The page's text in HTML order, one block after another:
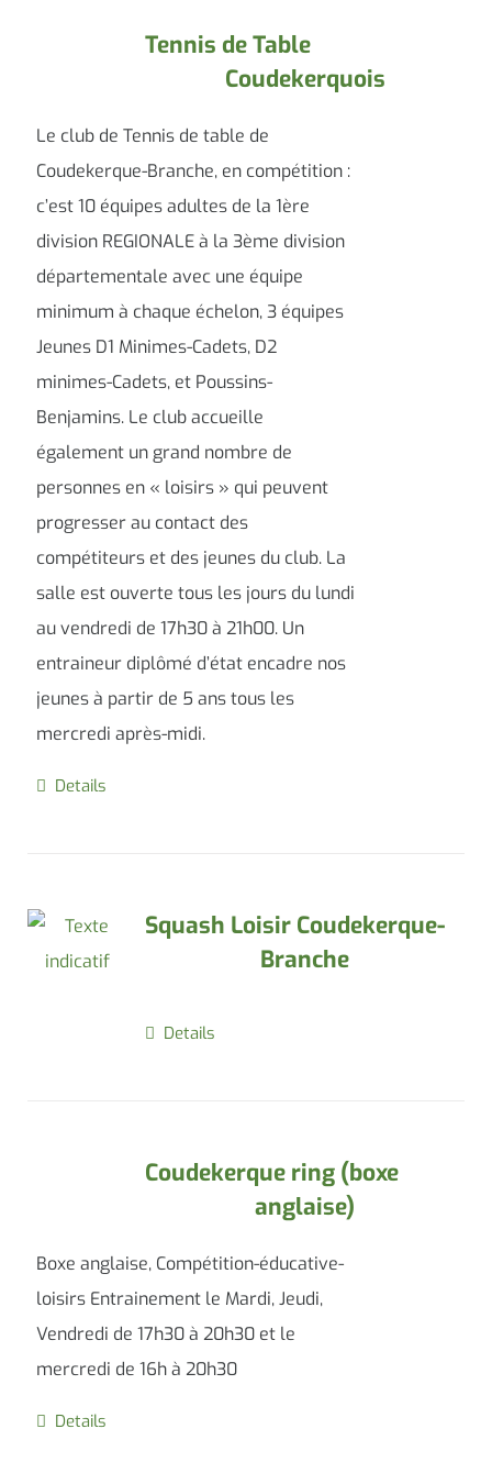
Tennis de Table
Coudekerquois
Le club de Tennis de table de
Coudekerque-Branche, en compétition :
c’est 10 équipes adultes de la 1ère
division REGIONALE à la 3ème division
départementale avec une équipe
minimum à chaque échelon, 3 équipes
Jeunes D1 Minimes-Cadets, D2
minimes-Cadets, et Poussins-
Benjamins. Le club accueille
également un grand nombre de
personnes en « loisirs » qui peuvent
progresser au contact des
compétiteurs et des jeunes du club. La
salle est ouverte tous les jours du lundi
au vendredi de 17h30 à 21h00. Un
entraineur diplômé d’état encadre nos
jeunes à partir de 5 ans tous les
mercredi après-midi.
Details
Squash Loisir Coudekerque-
Branche
Details
Coudekerque ring (boxe
anglaise)
Boxe anglaise, Compétition-éducative-
loisirs Entrainement le Mardi, Jeudi,
Vendredi de 17h30 à 20h30 et le
mercredi de 16h à 20h30
Details